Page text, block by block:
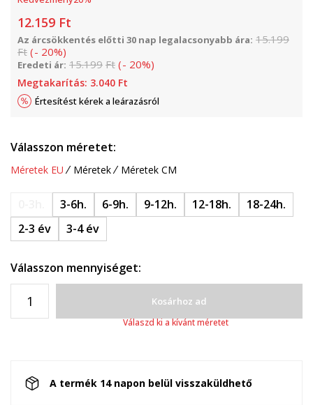
12.159 Ft
Az árcsökkentés előtti 30 nap legalacsonyabb ára: 15.199
Ft (- 20%)
Eredeti ár: 15.199 Ft (- 20%)
Megtakarítás: 3.040 Ft
Értesítést kérek a leárazásról
Válasszon méretet:
Méretek EU Méretek Méretek CM
3-6h. 6-9h. 9-12h. 12-18h.
18-24h.
2-3 év
3-4 év
Válasszon mennyiséget:
Kosárhoz ad
Válaszd ki a kívánt méretet
A termék 14 napon belül visszaküldhető